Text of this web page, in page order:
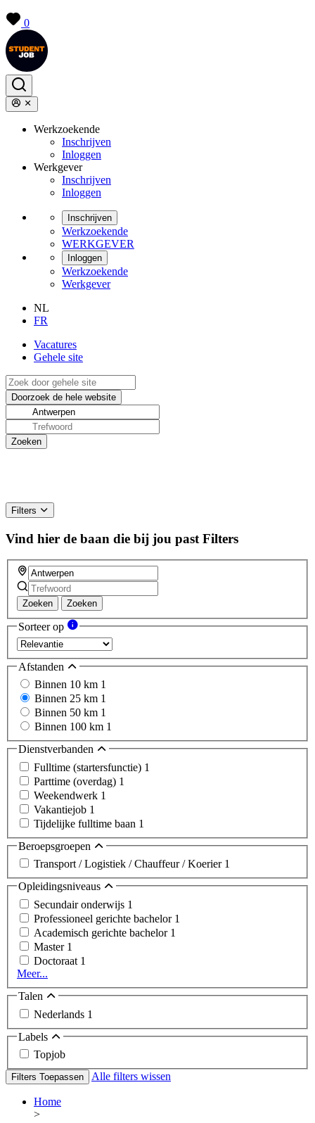
0
Werkzoekende
Inschrijven
Inloggen
Werkgever
Inschrijven
Inloggen
Inschrijven
Werkzoekende
WERKGEVER
Inloggen
Werkzoekende
Werkgever
NL
FR
Vacatures
Gehele site
Filters
Vind hier de baan die bij jou past Filters
Zoeken Zoeken
Sorteer op
Afstanden
Binnen 10 km 1
Binnen 25 km 1
Binnen 50 km 1
Binnen 100 km 1
Dienstverbanden
Fulltime (startersfunctie) 1
Parttime (overdag) 1
Weekendwerk 1
Vakantiejob 1
Tijdelijke fulltime baan 1
Beroepsgroepen
Transport / Logistiek / Chauffeur / Koerier 1
Opleidingsniveaus
Secundair onderwijs 1
Professioneel gerichte bachelor 1
Academisch gerichte bachelor 1
Master 1
Doctoraat 1
Meer...
Talen
Nederlands 1
Labels
Topjob
Filters Toepassen Alle filters wissen
Home
>